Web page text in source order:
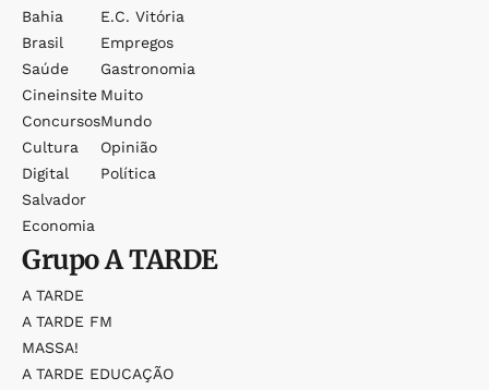
Bahia
Brasil
Saúde
Cineinsite
Concursos
Cultura
Digital
Salvador
Economia
E.c. Vitória
Empregos
Gastronomia
Muito
Mundo
Opinião
Política
GrupoA TARDE
A TARDE
A TARDE FM
MASSA!
A TARDE EDUCAÇÃO